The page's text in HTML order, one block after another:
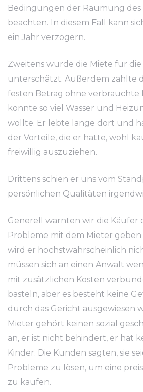
Bedingungen der Räumung des
beachten. In diesem Fall kann
ein Jahr verzögern.
Zweitens wurde die Miete für
unterschätzt. Außerdem zahlte
festen Betrag ohne verbrauchte
konnte so viel Wasser und
wollte. Er lebte lange dort und
der Vorteile, die er hatte, wohl
freiwillig auszuziehen.
Drittens schien er uns vom
persönlichen Qualitäten
Generell warnten wir die Käufer
Probleme mit dem Mieter
wird er höchstwahrscheinlich
müssen sich an einen Anwalt
mit zusätzlichen Kosten
basteln, aber es besteht keine
durch das Gericht ausgewiesen
Mieter gehört keinen sozial
an, er ist nicht behindert, er hat
Kinder. Die Kunden sagten, sie
Probleme zu lösen, um eine
zu kaufen.